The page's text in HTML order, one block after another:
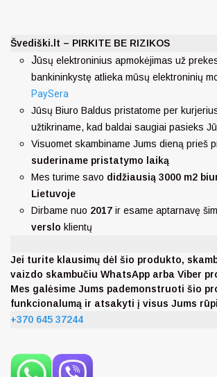
Švediški.lt – PIRKITE BE RIZIKOS
Jūsų elektroninius apmokėjimas už
bankininkystę atlieka mūsų elektroninių
PaySera
Jūsų Biuro Baldus pristatome per
užtikriname, kad baldai saugiai pasieks
Visuomet skambiname Jums dieną prieš
suderiname pristatymo laiką
Mes turime savo didžiausią 3000 m2
Lietuvoje
Dirbame nuo 2017 ir esame aptarnavę
verslo klientų
Jei turite klausimų dėl šio produkto,
vaizdo skambučiu WhatsApp arba Viber
Mes galėsime Jums pademonstruoti šio
funkcionalumą ir atsakyti į visus Jums
+370 645 37244